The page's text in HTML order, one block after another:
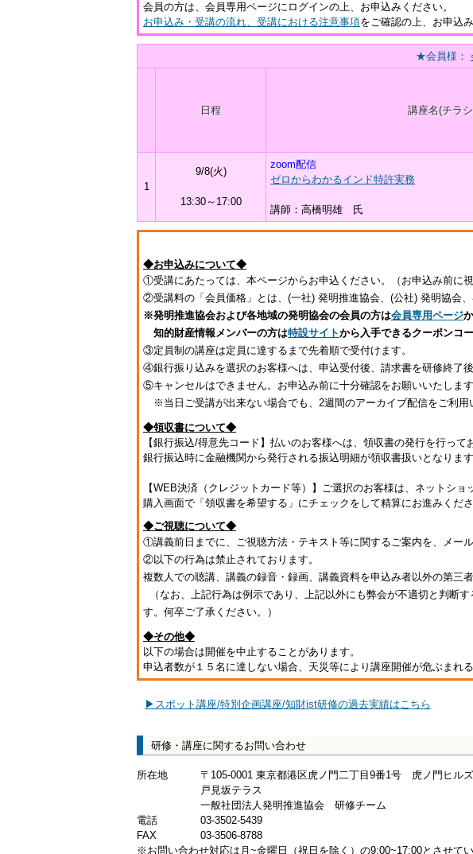
会員の方は、会員専用ページにログインの上、お申込みください。
お申込み・受講の流れ、受講における注意事項をご確認の上、お申込み
★会員様：
日程 講座名(チラ
1
9/8(火)
13:30～17:00
zoom配信
ゼロからわかるインド特許実務
講師：高橋明雄 氏
◆お申込みについて◆
①受講にあたっては、本ページからお申込ください。（お申込み前に
②受講料の「会員価格」とは、(一社) 発明推進協会、(公社) 発明協会
※発明推進協会および各地域の発明協会の会員の方は会員専用ページ
知的財産情報メンバーの方は特設サイトから入手できるクーポンコ
③定員制の講座は定員に達するまで先着順で受付けます。
④銀行振り込みを選択のお客様へは、申込受付後、請求書を研修終了
⑤キャンセルはできません。お申込み前に十分確認をお願いいたします
※当日ご受講が出来ない場合でも、2週間のアーカイブ配信をご利用
◆領収書について◆
【銀行振込/得意先コード】払いのお客様へは、領収書の発行を行って
銀行振込時に金融機関から発行される振込明細が領収書扱いとなりま
【WEB決済（クレジットカード等）】ご選択のお客様は、ネットショ
購入画面で「領収書を希望する」にチェックをして精算にお進みくだ
◆ご視聴について◆
①講義前日までに、ご視聴方法・テキスト等に関するご案内を、メール
②以下の行為は禁止されております。
複数人での聴講、講義の録音・録画、講義資料を申込み者以外の第三
（なお、上記行為は例示であり、上記以外にも弊会が不適切と判断
す。何卒ご了承ください。）
◆その他◆
以下の場合は開催を中止することがあります。
申込者数が１５名に達しない場合、天災等により講座開催が危ぶまれ
▶スポット講座/特別企画講座/知財ist研修の過去実績はこちら
研修・講座に関するお問い合わせ
所在地
〒105-0001 東京都港区虎ノ門二丁目9番1号 虎ノ門ヒル
戸見坂テラス
一般社団法人発明推進協会 研修チーム
電話
03-3502-5439
FAX
03-3506-8788
※お問い合わせ対応は月~金曜日（祝日を除く）の9:00~17:00とさせて